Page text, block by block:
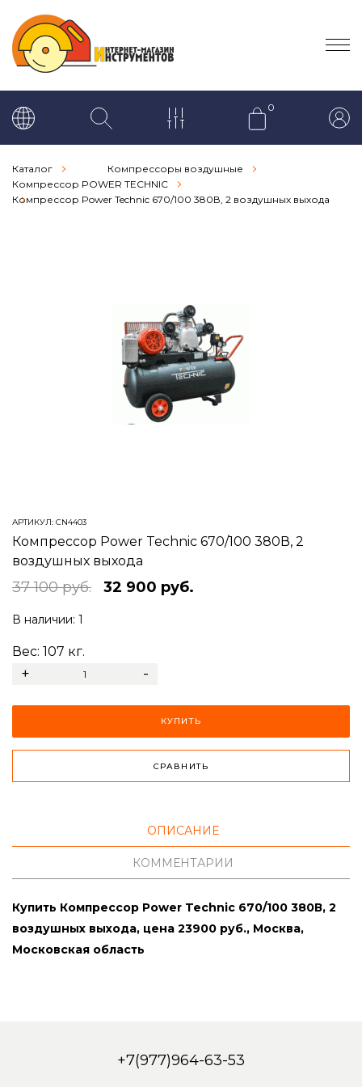
0
Каталог
Компрессоры воздушные
Компрессор POWER TECHNIC
Компрессор Power Technic 670/100 380В, 2 воздушных выхода
АРТИКУЛ: CN4403
Компрессор Power Technic 670/100 380В, 2
воздушных выхода
37 100 руб. 32 900 руб.
В наличии: 1
Вес: 107 кг.
+ -
КУПИТЬ
СРАВНИТЬ
ОПИСАНИЕ
КОММЕНТАРИИ
Купить Компрессор Power Technic 670/100 380В, 2
воздушных выхода, цена 23900 руб., Москва,
Московская область
+7(977)964-63-53